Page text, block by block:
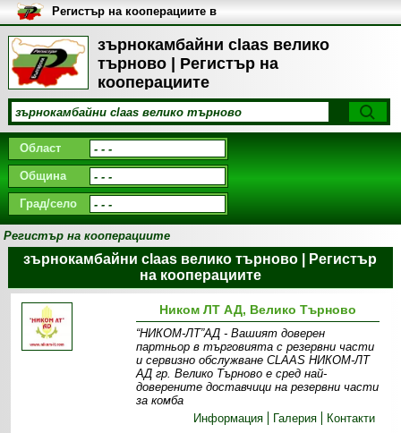
зърнокамбайни claas велико
търново | Регистър на
кооперациите
Регистър на кооперациите в
България
Област
Община
Град/село
Регистър на кооперациите
зърнокамбайни claas велико търново | Регистър
на кооперациите
Ником ЛТ АД, Велико Търново
“НИКОМ-ЛТ”АД - Вашият доверен
партньор в търговията с резервни части
и сервизно обслужване CLAAS НИКОМ-ЛТ
АД гр. Велико Търново е сред най-
доверените доставчици на резервни части
за комба
Информация
Галерия Контакти